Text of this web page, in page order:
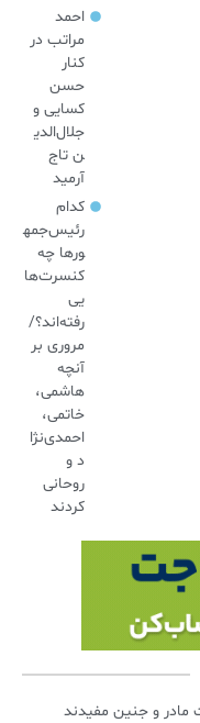
احمد
مراتب در
کنار
حسن
کسایی و
جلال‌الدی
ن تاج
آرمید
کدام
رئیس‌جمه
ورها چه
کنسرت‌ها
یی
رفته‌اند؟/
مروری بر
آنچه
هاشمی،
خاتمی،
احمدی‌نژا
د و
روحانی
کردند